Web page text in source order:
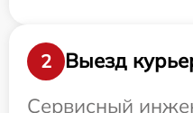
2
Выезд
Сервисный